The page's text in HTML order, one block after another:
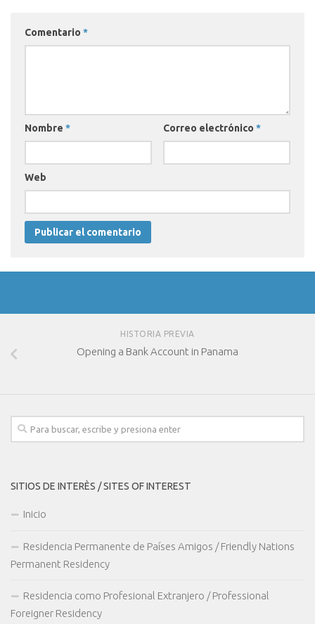
Comentario *
Nombre * Correo electrónico *
Web
HISTORIA PREVIA
Opening a Bank Account in Panama
SITIOS DE INTERÈS / SITES OF INTEREST
Inicio
Residencia Permanente de Países Amigos / Friendly Nations
Permanent Residency
Residencia como Profesional Extranjero / Professional
Foreigner Residency